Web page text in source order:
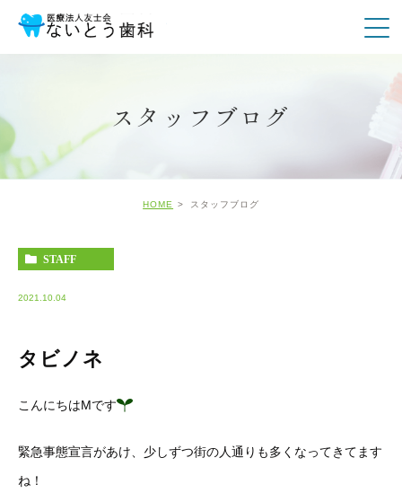
スタッフブログ
HOME スタッフブログ
STAFF
2021.10.04
タビノネ
こんにちはMです
緊急事態宣言があけ、少しずつ街の人通りも多くなってきてます
ね！